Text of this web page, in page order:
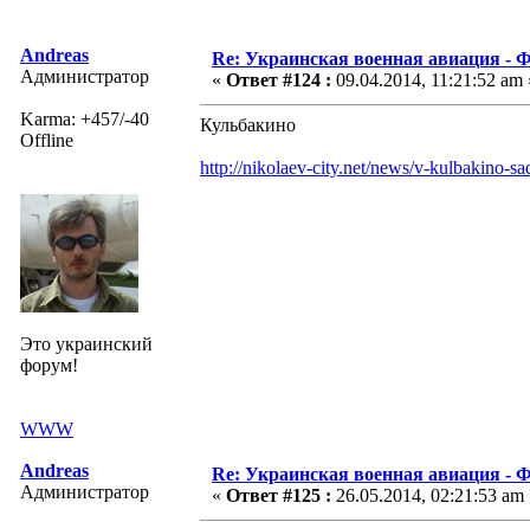
Andreas
Администратор
Karma: +457/-40
Offline
Это украинский
форум!
WWW
Re: Украинская военная авиация -
« Ответ #124 : 09.04.2014, 11:21:52 am
Кульбакино
http://nikolaev-city.net/news/v-kulbakino-
Andreas
Администратор
Re: Украинская военная авиация -
« Ответ #125 : 26.05.2014, 02:21:53 am